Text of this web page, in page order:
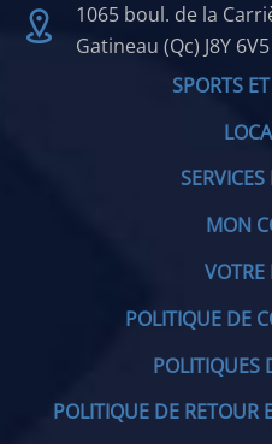
1065 boul. de la
Gatineau (Qc) J8Y 6V5
SPORTS
MON
VOTRE
POLITIQUE DE
POLITIQUES
POLITIQUE DE RETOUR